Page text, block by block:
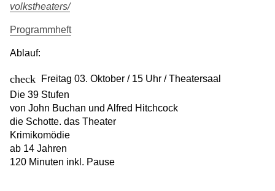
volkstheaters/
Programmheft
Ablauf:
Freitag 03. Oktober / 15 Uhr / Theatersaal
Die 39 Stufen
von John Buchan und Alfred Hitchcock
die Schotte. das Theater
Krimikomödie
ab 14 Jahren
120 Minuten inkl. Pause